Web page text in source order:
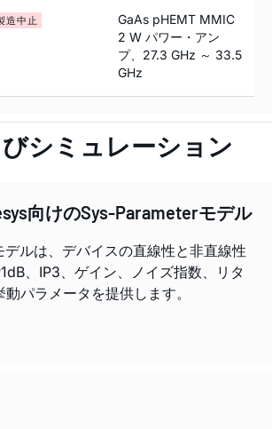
造中止
GaAs pHEMT MMIC
2 W パワー・アン
プ、27.3 GHz ～ 33.5
GHz
シミュレーション
向けのSys-Parameterモデル
ルは、デバイスの直線性と非直線性
、IP3、ゲイン、ノイズ指数、リタ
パラメータを提供します。